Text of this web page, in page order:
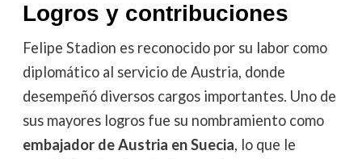
Logros y contribuciones
Felipe Stadion es reconocido por su labor como
diplomático al servicio de Austria, donde
desempeñó diversos cargos importantes. Uno de
sus mayores logros fue su nombramiento como
embajador de Austria en Suecia, lo que le